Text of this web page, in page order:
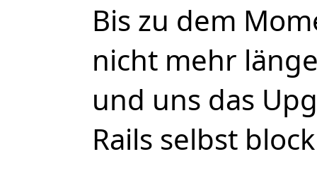
Bis zu dem
nicht mehr
und uns das
Rails selbst